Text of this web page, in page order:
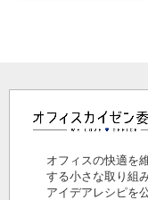
オフィスの快適を
する小さな取り組み
アイデアレシピを